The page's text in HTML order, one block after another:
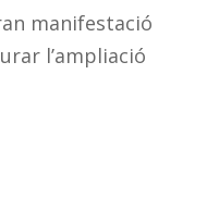
manifestació
l’ampliació